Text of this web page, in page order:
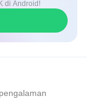
di Android!